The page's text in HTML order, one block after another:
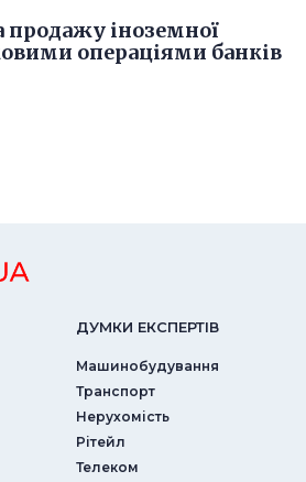
продажу іноземної
операціями банків
ДУМКИ ЕКСПЕРТIВ
Машинобудування
Транспорт
Нерухомість
Рітейл
Телеком